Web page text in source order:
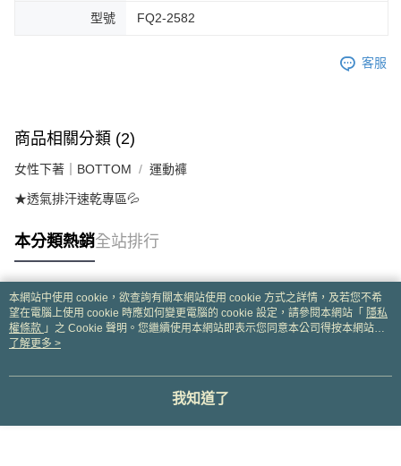
型號 FQ2-2582
客服
商品相關分類 (2)
女性下著｜BOTTOM 運動褲
★透氣排汗速乾專區💦
本分類熱銷全站排行
熱門標籤
本網站中使用 cookie，欲查詢有關本網站使用 cookie 方式之詳情，及若您不希
望在電腦上使用 cookie 時應如何變更電腦的 cookie 設定，請參閱本網站「 隱私
權條款 」之 Cookie 聲明。您繼續使用本網站即表示您同意本公司得按本網站使
用條款之 Cookie 聲明使用 cookie。
了解更多 >
我知道了